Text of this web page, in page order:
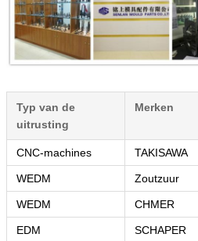
Typ van de
uitrusting
Merken
CNC-machines TAKISAWA
WEDM Zoutzuur
WEDM CHMER
EDM SCHAPER